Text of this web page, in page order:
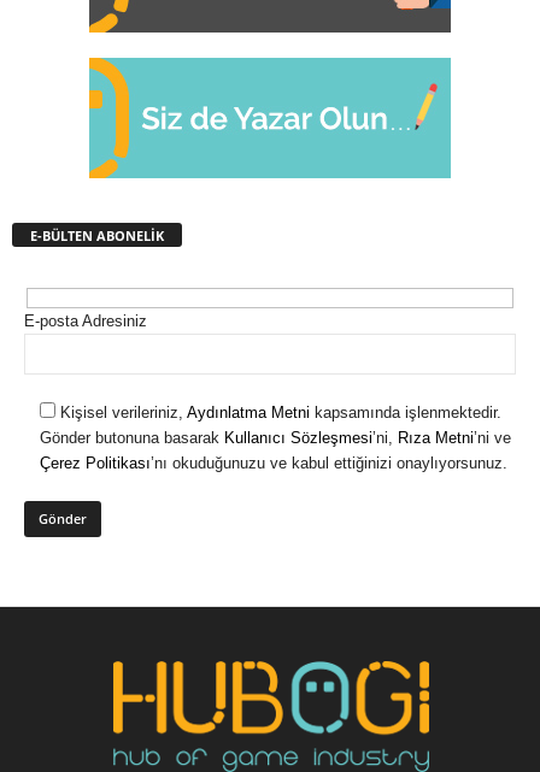
E-BÜLTEN ABONELİK
E-posta Adresiniz
Kişisel verileriniz, Aydınlatma Metni kapsamında işlenmektedir.
Gönder butonuna basarak Kullanıcı Sözleşmesi’ni, Rıza Metni’ni ve
Çerez Politikası’nı okuduğunuzu ve kabul ettiğinizi onaylıyorsunuz.